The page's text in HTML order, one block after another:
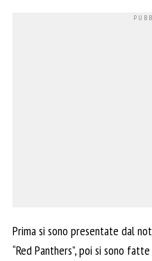
Prima si sono presentate dal
“Red Panthers”, poi si sono